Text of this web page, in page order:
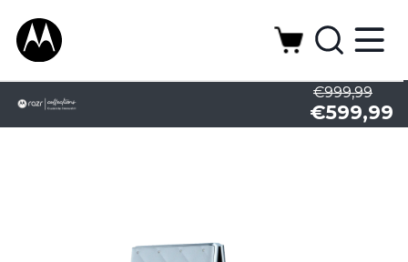
€999,99
€599,99